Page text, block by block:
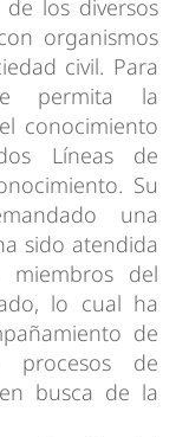
los diversos
organismos
civil. Para
permita la
conocimiento
Líneas de
Su
una
sido atendida
miembros del
lo cual ha
de
procesos de
busca de la